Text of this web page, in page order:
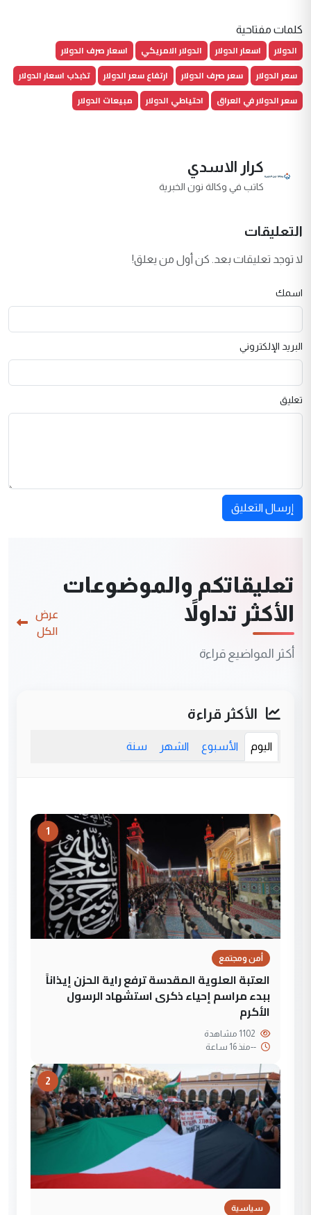
كلمات مفتاحية
الدولار اسعار الدولار الدولار الامريكي
اسعار صرف الدولار
سعر الدولار
سعر صرف الدولار ارتفاع سعر الدولار
تذبذب اسعار الدولار
سعر الدولار في العراق
احتياطي الدولار مبيعات الدولار
كرار الاسدي
كاتب في وكالة نون الخبرية
التعليقات
لا توجد تعليقات بعد. كن أول من يعلق!
اسمك
البريد الإلكتروني
تعليق
إرسال التعليق
تعليقاتكم والموضوعات
الأكثر تداولاً
أكثر المواضيع قراءة
عرض
الكل
الأكثر قراءة
اليوم الأسبوع الشهر سنة
1
أمن ومجتمع
العتبة العلوية المقدسة ترفع راية الحزن إيذاناً
ببدء مراسم إحياء ذكرى استشهاد الرسول
الأكرم
--منذ 16 ساعة
2
سياسية